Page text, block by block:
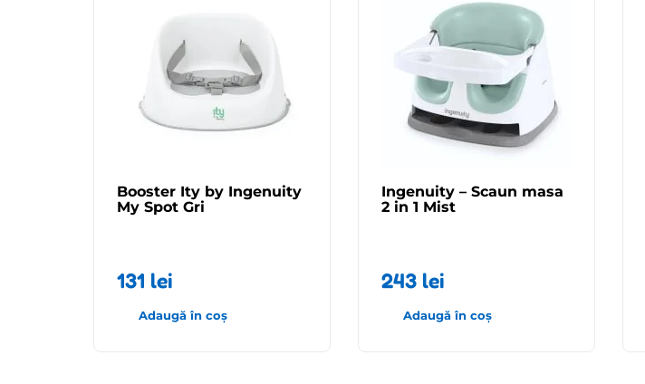
Booster Ity by Ingenuity
My Spot Gri
131 lei
Adaugă în coș
Ingenuity – Scaun masa
2 in 1 Mist
243 lei
Adaugă în coș